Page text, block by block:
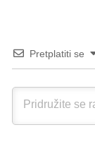
Pretplatiti se